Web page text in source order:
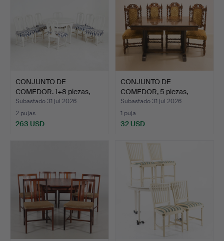
CONJUNTO DE
COMEDOR. 1+8 piezas,
estilo ro…
Subastado 31 jul 2026
2 pujas
263 USD
CONJUNTO DE
COMEDOR, 5 piezas,
parcialment…
Subastado 31 jul 2026
1 puja
32 USD